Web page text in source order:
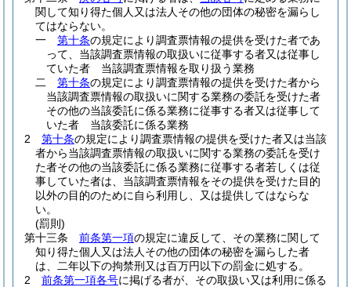
関して知り得た個人又は法人その他の団体の秘密を漏らし
てはならない。
一
第十条の規定により調査票情報の提供を受けた者であ
って、当該調査票情報の取扱いに従事する者又は従事し
ていた者 当該調査票情報を取り扱う業務
二
第十条の規定により調査票情報の提供を受けた者から
当該調査票情報の取扱いに関する業務の委託を受けた者
その他の当該委託に係る業務に従事する者又は従事して
いた者 当該委託に係る業務
2
第十条の規定により調査票情報の提供を受けた者又は当該
者から当該調査票情報の取扱いに関する業務の委託を受け
た者その他の当該委託に係る業務に従事する者若しくは従
事していた者は、当該調査票情報をその提供を受けた目的
以外の目的のために自ら利用し、又は提供してはならな
い。
(罰則)
第十三条
前条第一項の規定に違反して、その業務に関して
知り得た個人又は法人その他の団体の秘密を漏らした者
は、二年以下の拘禁刑又は百万円以下の罰金に処する。
2
前条第一項各号に掲げる者が、その取扱い又は利用に係る